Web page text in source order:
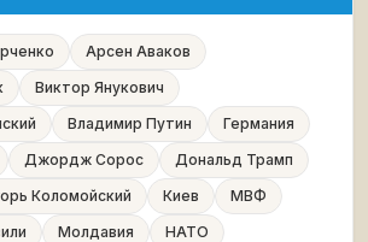
Арсен Аваков
Виктор Янукович
Владимир Путин
Германия
Джордж Сорос
Дональд Трамп
Коломойский Киев
МВФ
Молдавия
НАТО